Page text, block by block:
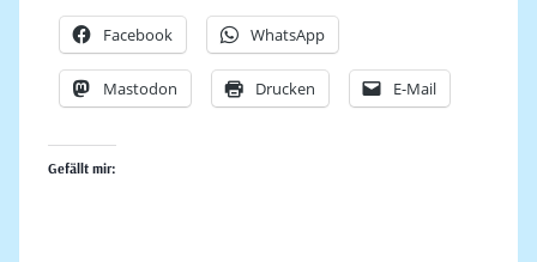
Facebook WhatsApp
Mastodon Drucken E-Mail
Gefällt mir: